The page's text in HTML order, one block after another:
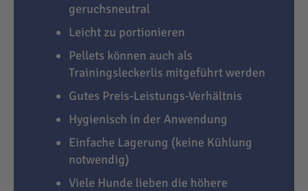
geruchsneutral
Leicht zu portionieren
Pellets können auch als
Trainingsleckerlis mitgeführt werden
Gutes Preis-Leistungs-Verhältnis
Hygienisch in der Anwendung
Einfache Lagerung (keine Kühlung
notwendig)
Viele Hunde lieben die höhere